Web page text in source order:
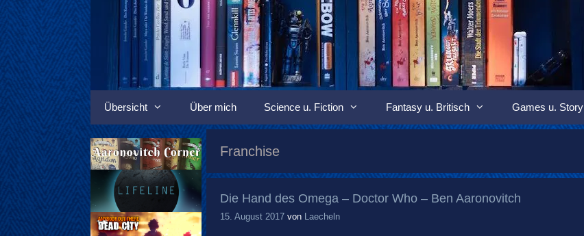
Übersicht Über mich Science u. Fiction Fantasy u. Britisch Games u. Story
Franchise
Die Hand des Omega – Doctor Who – Ben Aaronovitch
15. August 2017 von Laecheln